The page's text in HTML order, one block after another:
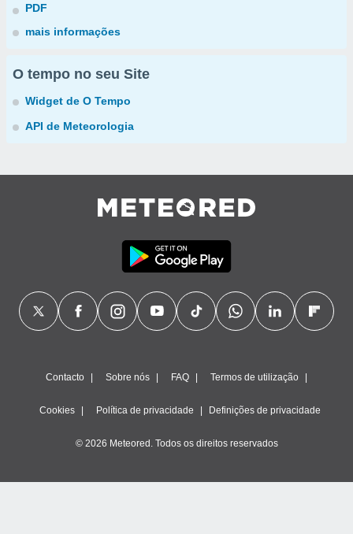
PDF
mais informações
O tempo no seu Site
Widget de O Tempo
API de Meteorologia
Contacto Sobre nós FAQ Termos de utilização
Cookies Política de privacidade Definições de privacidade
© 2026 Meteored. Todos os direitos reservados